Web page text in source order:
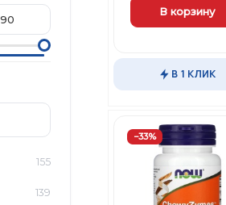
155
139
В корзину
В 1 КЛИК
−33%
в